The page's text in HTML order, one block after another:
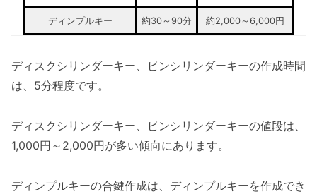
ディンプルキー 約30～90分 約2,000～6,000円
ディスクシリンダーキー、ピンシリンダーキーの作成時間
は、5分程度です。
ディスクシリンダーキー、ピンシリンダーキーの値段は、
1,000円～2,000円が多い傾向にあります。
ディンプルキーの合鍵作成は、ディンプルキーを作成でき